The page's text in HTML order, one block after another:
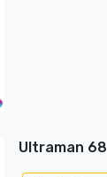
Ultraman 68